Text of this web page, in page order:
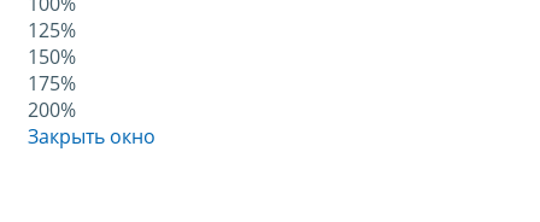
125%
150%
175%
200%
Закрыть окно